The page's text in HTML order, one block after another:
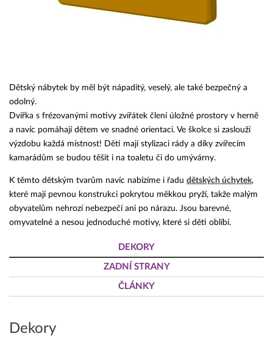
Dětský nábytek by měl být nápaditý, veselý, ale také bezpečný a
odolný.
Dvířka s frézovanými motivy zvířátek člení úložné prostory v herně
a navíc pomáhají dětem ve snadné orientaci. Ve školce si zaslouží
výzdobu každá místnost! Děti mají stylizaci rády a díky zvířecím
kamarádům se budou těšit i na toaletu či do umývárny.
K těmto dětským tvarům navíc nabízíme i řadu dětských úchytek,
které mají pevnou konstrukci pokrytou měkkou pryží, takže malým
obyvatelům nehrozí nebezpečí ani po nárazu. Jsou barevné,
omyvatelné a nesou jednoduché motivy, které si děti oblíbí.
DEKORY
ZADNÍ STRANY
ČLÁNKY
Dekory